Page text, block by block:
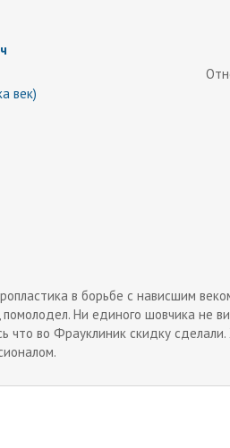
век)
в борьбе с нависшим
Ни единого шовчика не
что во Фрауклиник скидку